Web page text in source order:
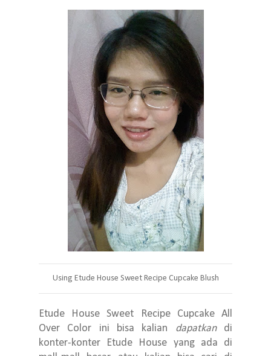
Using Etude House Sweet Recipe Cupcake Blush
Etude House Sweet Recipe Cupcake All
Over Color ini bisa kalian dapatkan di
konter-konter Etude House yang ada di